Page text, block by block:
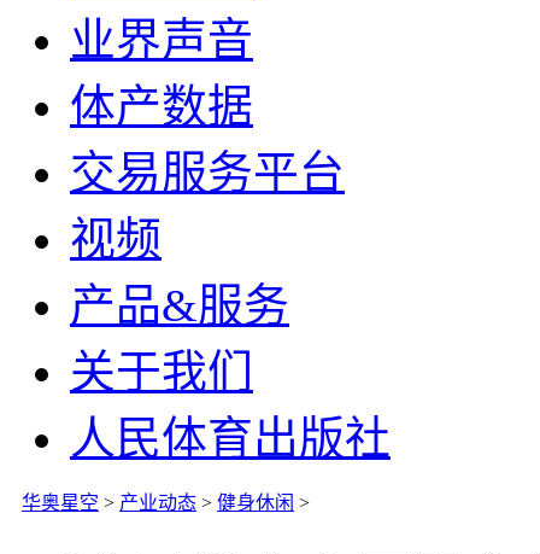
业界声音
体产数据
交易服务平台
视频
产品&服务
关于我们
人民体育出版社
华奥星空 > 产业动态 > 健身休闲 >